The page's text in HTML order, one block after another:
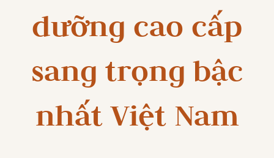
dưỡng cao cấp
sang trọng bậc
nhất Việt Nam